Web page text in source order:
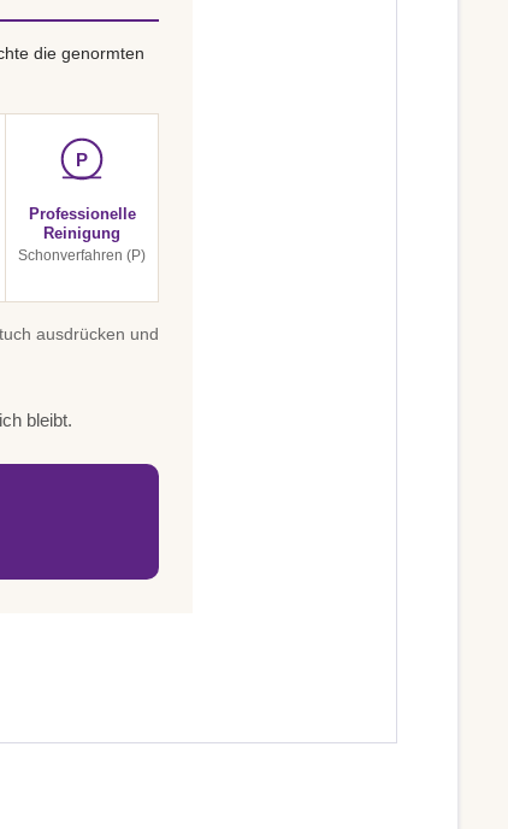
die genormten
P
Professionelle
Reinigung
Schonverfahren (P)
ausdrücken und
bleibt.